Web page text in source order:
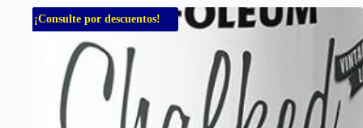
¡Consulte por descuentos!